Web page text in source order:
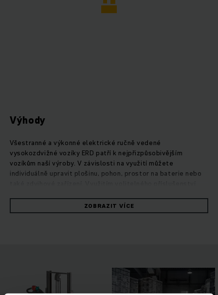
Výhody
Všestranné a výkonné elektrické ručně vedené
vysokozdvižné vozíky ERD patří k nejpřizpůsobivějším
vozíkům naší výroby. V závislosti na využití můžete
individuálně upravit plošinu, pohon, prostor na baterie nebo
kombinaci s přepravou ve dvou úrovních, při které
manipulujete současně se dvěma paletami nad sebou, vzniká
vysoký výkon překládky při skutečně minimální spotřebě.
Použitím motorů bez uhlíkových kartáčků, které nevyžadují
údržbu, se můžete spolehnout na dlouhou dobu provozu.
ZOBRAZIT VÍCE